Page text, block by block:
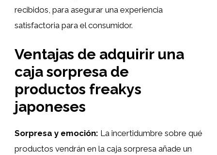
recibidos, para asegurar una experiencia
satisfactoria para el consumidor.
Ventajas de adquirir una
caja sorpresa de
productos freakys
japoneses
Sorpresa y emoción: La incertidumbre sobre qué
productos vendrán en la caja sorpresa añade un